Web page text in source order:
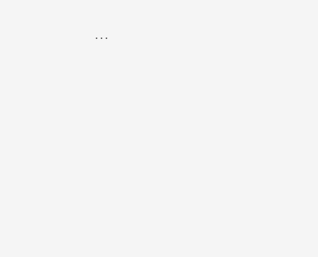
…